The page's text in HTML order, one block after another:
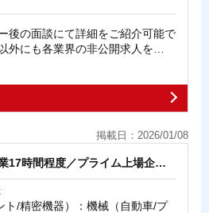
後の面談にて詳細をご紹介可能で
外にも各業界の非公開求人を…
掲載日：2026/01/08
17時間程度／プライム上場企…
ト/精密機器）：機械（自動車/プ